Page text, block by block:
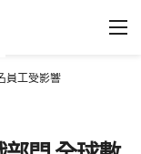
員工受影響